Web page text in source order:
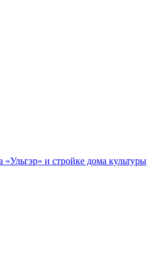
и стройке дома культуры